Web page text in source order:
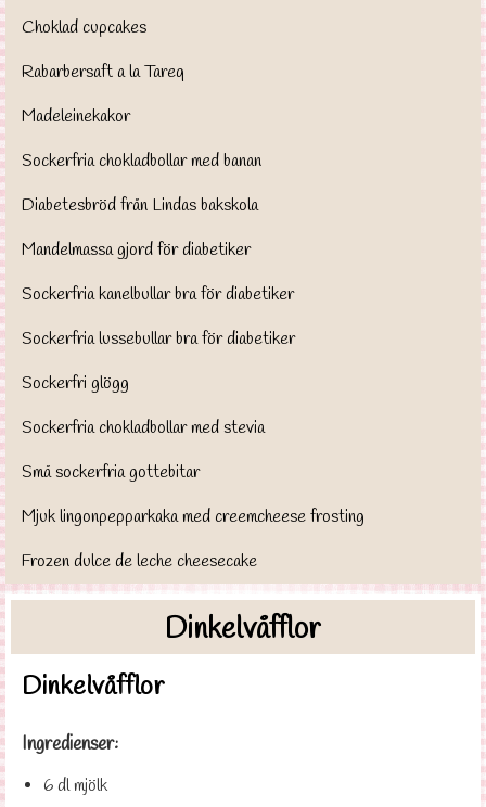
Choklad cupcakes
Rabarbersaft a la Tareq
Madeleinekakor
Sockerfria chokladbollar med banan
Diabetesbröd från Lindas bakskola
Mandelmassa gjord för diabetiker
Sockerfria kanelbullar bra för diabetiker
Sockerfria lussebullar bra för diabetiker
Sockerfri glögg
Sockerfria chokladbollar med stevia
Små sockerfria gottebitar
Mjuk lingonpepparkaka med creemcheese frosting
Frozen dulce de leche cheesecake
Dinkelvåfflor
Dinkelvåfflor
Ingredienser:
6 dl mjölk